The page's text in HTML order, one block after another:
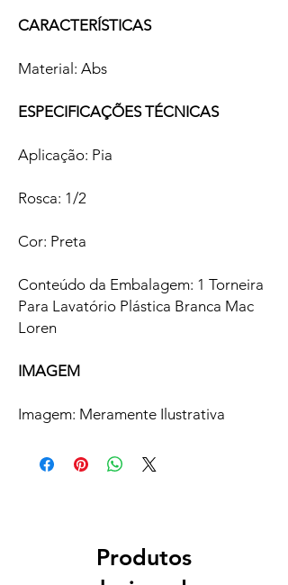
CARACTERÍSTICAS
Material: Abs
ESPECIFICAÇÕES TÉCNICAS
Aplicação: Pia
Rosca: 1/2
Cor: Preta
Conteúdo da Embalagem: 1 Torneira
Para Lavatório Plástica Branca Mac
Loren
IMAGEM
Imagem: Meramente Ilustrativa
Produtos